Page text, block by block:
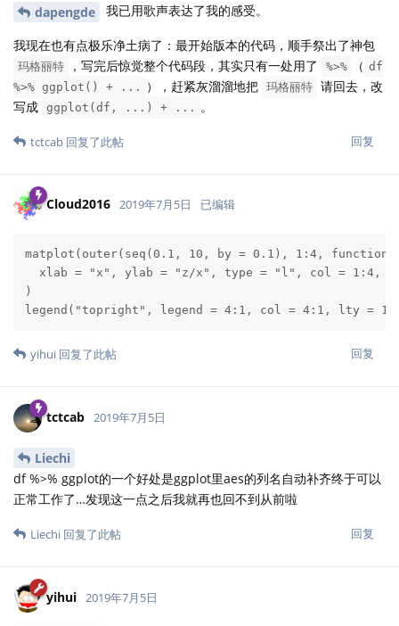
dapengde 我已用歌声表达了我的感受。
我现在也有点极乐净土病了：最开始版本的代码，顺手祭出了神包
玛格丽特 ，写完后惊觉整个代码段，其实只有一处用了 %>% （ df
%>% ggplot() + ...
），赶紧灰溜溜地把 玛格丽特 请回去，改
写成 ggplot(df, ...) + ... 。
回复
tctcab 回复了此帖
Cloud2016 2019年7月5日 已编辑
matplot(outer(seq(0.1, 10, by = 0.1), 1:4,
xlab = "x", ylab = "z/x", type = "l", col = 1:4,
)
legend("topright", legend = 4:1, col = 4:1, lty =
回复
yihui 回复了此帖
tctcab 2019年7月5日
Liechi
df %>% ggplot的一个好处是ggplot里aes的列名自动补齐终于可以
正常工作了…发现这一点之后我就再也回不到从前啦
回复
Liechi 回复了此帖
yihui 2019年7月5日